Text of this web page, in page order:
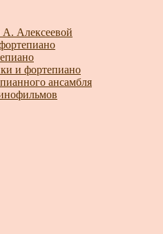
А. Алексеевой
и фортепиано
ансамбля